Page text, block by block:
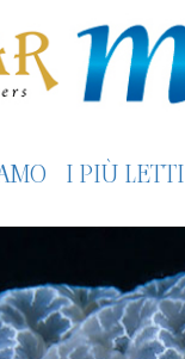
I PIÙ LETTI